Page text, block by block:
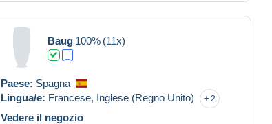
Baug 100% (11x)
Paese: Spagna
Lingua/e: Francese, Inglese (Regno Unito) 2
Vedere il negozio